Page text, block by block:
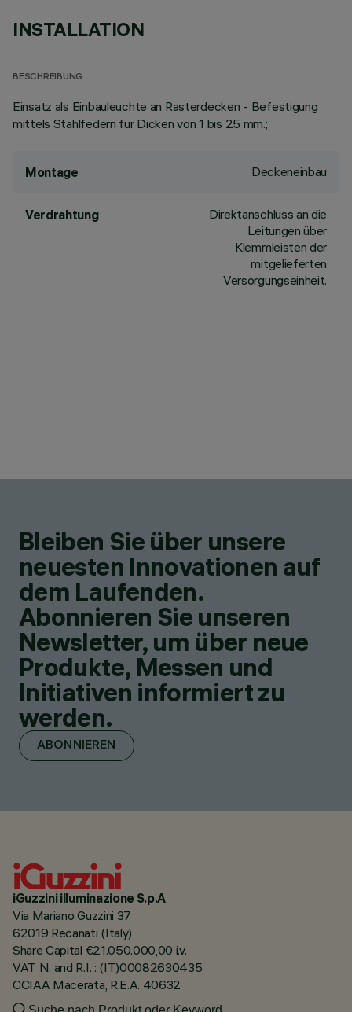
INSTALLATION
BESCHREIBUNG
Einsatz als Einbauleuchte an Rasterdecken - Befestigung
mittels Stahlfedern für Dicken von 1 bis 25 mm.;
Montage Deckeneinbau
Verdrahtung
Direktanschluss an die
Leitungen über
Klemmleisten der
mitgelieferten
Versorgungseinheit.
Bleiben Sie über unsere
neuesten Innovationen auf
dem Laufenden.
Abonnieren Sie unseren
Newsletter, um über neue
Produkte, Messen und
Initiativen informiert zu
werden.
ABONNIEREN
iGuzzini illuminazione S.p.A
Via Mariano Guzzini 37
62019 Recanati (Italy)
Share Capital €21.050.000,00 i.v.
VAT N. and R.I. : (IT)00082630435
CCIAA Macerata, R.E.A. 40632